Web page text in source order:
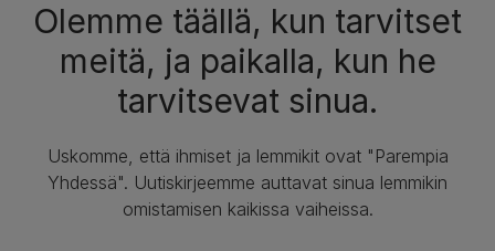
Olemme täällä, kun tarvitset
meitä, ja paikalla, kun he
tarvitsevat sinua.
Uskomme, että ihmiset ja lemmikit ovat "Parempia
Yhdessä". Uutiskirjeemme auttavat sinua lemmikin
omistamisen kaikissa vaiheissa.